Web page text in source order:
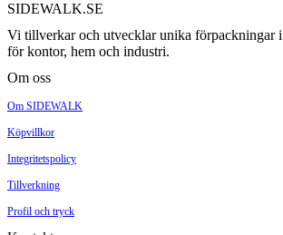
SIDEWALK.SE
Vi tillverkar och utvecklar unika förpackningar
för kontor, hem och industri.
Om oss
Om SIDEWALK
Köpvillkor
Integritetspolicy
Tillverkning
Profil och tryck